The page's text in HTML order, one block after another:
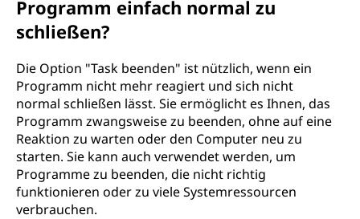
Programm einfach normal zu
schließen?
Die Option "Task beenden" ist nützlich, wenn ein
Programm nicht mehr reagiert und sich nicht
normal schließen lässt. Sie ermöglicht es Ihnen, das
Programm zwangsweise zu beenden, ohne auf eine
Reaktion zu warten oder den Computer neu zu
starten. Sie kann auch verwendet werden, um
Programme zu beenden, die nicht richtig
funktionieren oder zu viele Systemressourcen
verbrauchen.